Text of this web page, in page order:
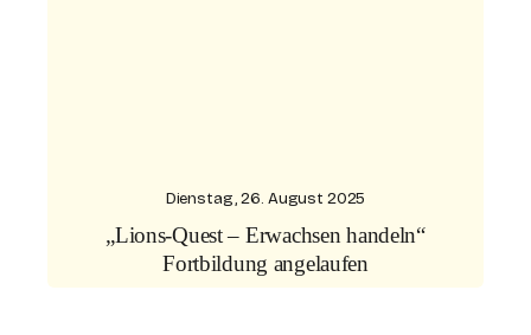
Dienstag, 26. August 2025
„Lions-Quest – Erwachsen handeln“
Fortbildung angelaufen